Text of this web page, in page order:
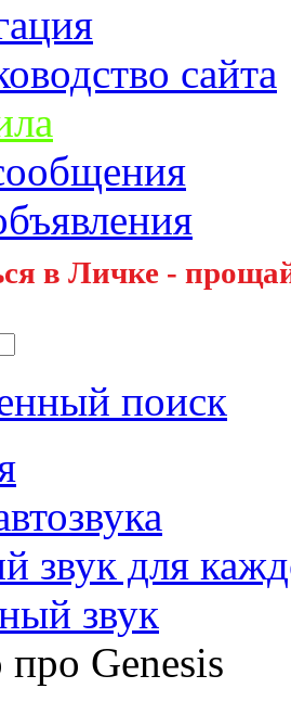
сайта
в Личке -
поиск
звук для
звук
Genesis